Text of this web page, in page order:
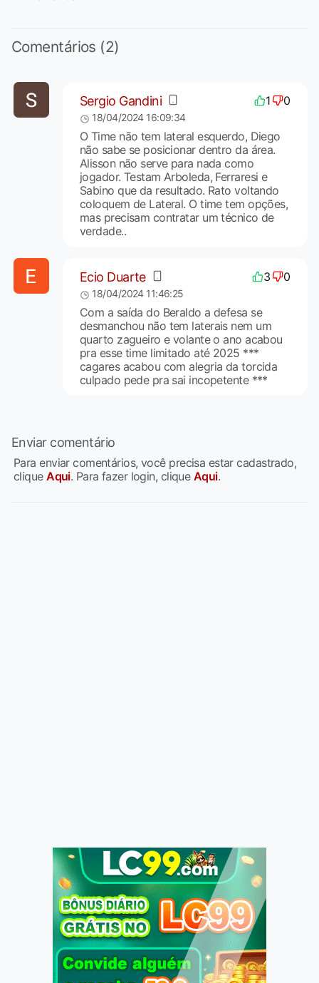
Comentários (2)
Sergio Gandini 1 0
18/04/2024 16:09:34
O Time não tem lateral esquerdo, Diego
não sabe se posicionar dentro da área.
Alisson não serve para nada como
jogador. Testam Arboleda, Ferraresi e
Sabino que da resultado. Rato voltando
coloquem de Lateral. O time tem opções,
mas precisam contratar um técnico de
verdade..
Ecio Duarte 3 0
18/04/2024 11:46:25
Com a saída do Beraldo a defesa se
desmanchou não tem laterais nem um
quarto zagueiro e volante o ano acabou
pra esse time limitado até 2025 ***
cagares acabou com alegria da torcida
culpado pede pra sai incopetente ***
Enviar comentário
Para enviar comentários, você precisa estar cadastrado,
cliqueAqui. Para fazer login, clique Aqui.